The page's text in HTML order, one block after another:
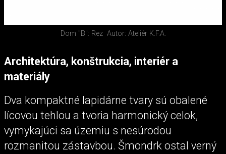
Dom "B": Rez Autor: Ateliér K.F.A.
Architektúra, konštrukcia, interiér a
materiály
Dva kompaktné lapidárne tvary sú obalené
lícovou tehlou a tvoria harmonický celok,
vymykajúci sa územiu s nesúrodou
rozmanitou zástavbou. Šmondrk ostal verný